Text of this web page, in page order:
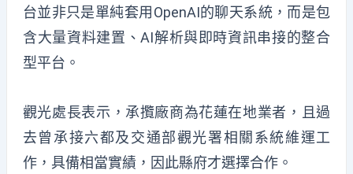
台並非只是單純套用OpenAI的聊天系統，而是包
含大量資料建置、AI解析與即時資訊串接的整合
型平台。
觀光處長表示，承攬廠商為花蓮在地業者，且過
去曾承接六都及交通部觀光署相關系統維運工
作，具備相當實績，因此縣府才選擇合作。